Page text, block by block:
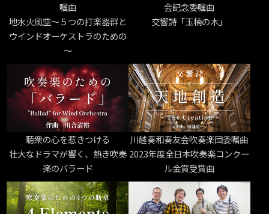
嘱曲
地水火風空～５つの打楽器群と
ウインドオーケストラのための
～
会記念委嘱曲
交響詩「玉楠の木」
聴衆の心を惹きつける
壮大なドラマが響く、熱き吹奏
楽のバラード
川越奏和奏友会吹奏楽団委嘱曲
2023年度全日本吹奏楽コンクー
ル金賞受賞曲